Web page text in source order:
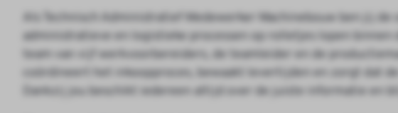
Als Technisch Administratief Medewerker Machinebouw ben jij
administratieve en logistieke processen op rolletjes lopen
team van vijf werkvoorbereiders, de teamleider en de
coördineert het inkoopproces, bewaakt levertijden en zorgt dat
Dankzij jou beschikt iedereen altijd over de juiste informatie en